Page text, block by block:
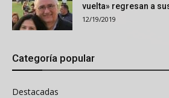
vuelta» regresan a
12/19/2019
Categoría popular
Destacadas